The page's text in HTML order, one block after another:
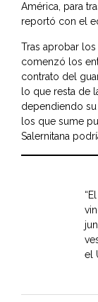
América, para
reportó con el
Tras aprobar
comenzó los
contrato del
lo que resta de
dependiendo
los que sume
Salernitana
el